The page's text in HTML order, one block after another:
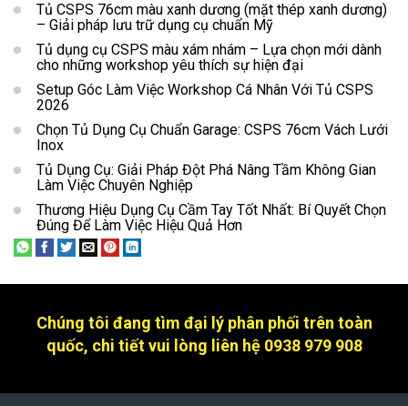
Tủ CSPS 76cm màu xanh dương (mặt thép xanh dương)
– Giải pháp lưu trữ dụng cụ chuẩn Mỹ
Tủ dụng cụ CSPS màu xám nhám – Lựa chọn mới dành
cho những workshop yêu thích sự hiện đại
Setup Góc Làm Việc Workshop Cá Nhân Với Tủ CSPS
2026
Chọn Tủ Dụng Cụ Chuẩn Garage: CSPS 76cm Vách Lưới
Inox
Tủ Dụng Cụ: Giải Pháp Đột Phá Nâng Tầm Không Gian
Làm Việc Chuyên Nghiệp
Thương Hiệu Dụng Cụ Cầm Tay Tốt Nhất: Bí Quyết Chọn
Đúng Để Làm Việc Hiệu Quả Hơn
Chúng tôi đang tìm đại lý phân phối trên toàn
quốc, chi tiết vui lòng liên hệ 0938 979 908